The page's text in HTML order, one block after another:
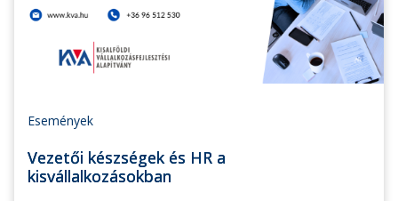
Események
Vezetői készségek és HR a
kisvállalkozásokban